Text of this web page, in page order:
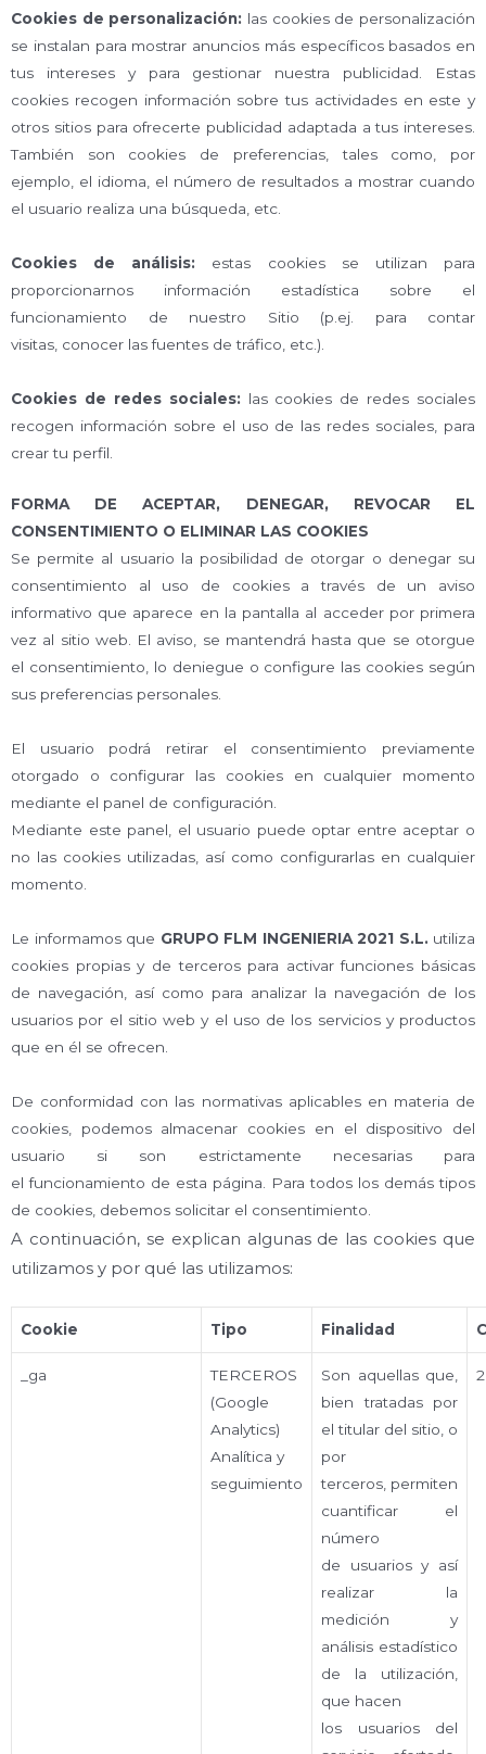
Cookies de personalización: las cookies de personalización
se instalan para mostrar anuncios más específicos basados en
tus intereses y para gestionar nuestra publicidad. Estas
cookies recogen información sobre tus actividades en este y
otros sitios para ofrecerte publicidad adaptada a tus intereses.
También son cookies de preferencias, tales como, por
ejemplo, el idioma, el número de resultados a mostrar cuando
el usuario realiza una búsqueda, etc.
Cookies de análisis: estas cookies se utilizan para
proporcionarnos información estadística sobre el
funcionamiento de nuestro Sitio (p.ej. para contar
visitas, conocer las fuentes de tráfico, etc.).
Cookies de redes sociales: las cookies de redes sociales
recogen información sobre el uso de las redes sociales, para
crear tu perfil.
FORMA DE ACEPTAR, DENEGAR, REVOCAR EL
CONSENTIMIENTO O ELIMINAR LAS COOKIES
Se permite al usuario la posibilidad de otorgar o denegar su
consentimiento al uso de cookies a través de un aviso
informativo que aparece en la pantalla al acceder por primera
vez al sitio web. El aviso, se mantendrá hasta que se otorgue
el consentimiento, lo deniegue o configure las cookies según
sus preferencias personales.
El usuario podrá retirar el consentimiento previamente
otorgado o configurar las cookies en cualquier momento
mediante el panel de configuración.
Mediante este panel, el usuario puede optar entre aceptar o
no las cookies utilizadas, así como configurarlas en cualquier
momento.
Le informamos que GRUPO FLM INGENIERIA 2021 S.L. utiliza
cookies propias y de terceros para activar funciones básicas
de navegación, así como para analizar la navegación de los
usuarios por el sitio web y el uso de los servicios y productos
que en él se ofrecen.
De conformidad con las normativas aplicables en materia de
cookies, podemos almacenar cookies en el dispositivo del
usuario si son estrictamente necesarias para
el funcionamiento de esta página. Para todos los demás tipos
de cookies, debemos solicitar el consentimiento.
A continuación, se explican algunas de las cookies que
utilizamos y por qué las utilizamos:
Cookie Tipo Finalidad
_ga
TERCEROS
(Google
Analytics)
Analítica y
seguimiento
Son aquellas que,
bien tratadas por
el titular del sitio, o
por
terceros, permiten
cuantificar el
número
de usuarios y así
realizar la
medición y
análisis estadístico
de la utilización,
que hacen
los usuarios del